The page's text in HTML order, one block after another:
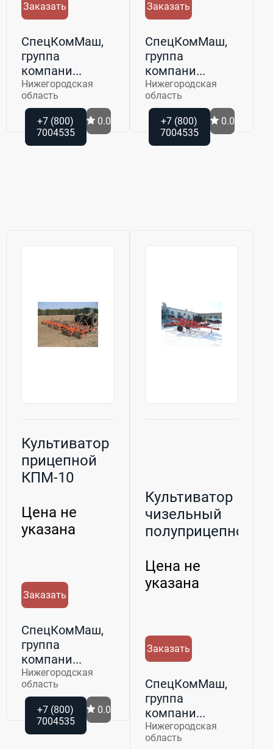
Заказать
СпецКомМаш,
группа
компани...
Нижегородская
область
+7 (800)
7004535
0.0
Заказать
СпецКомМаш,
группа
компани...
Нижегородская
область
+7 (800)
7004535
0.0
Культиватор
прицепной
КПМ-10
Цена не
указана
Заказать
СпецКомМаш,
группа
компани...
Нижегородская
область
+7 (800)
7004535
0.0
Культиватор
чизельный
полуприцепной
Цена не
указана
Заказать
СпецКомМаш,
группа
компани...
Нижегородская
область